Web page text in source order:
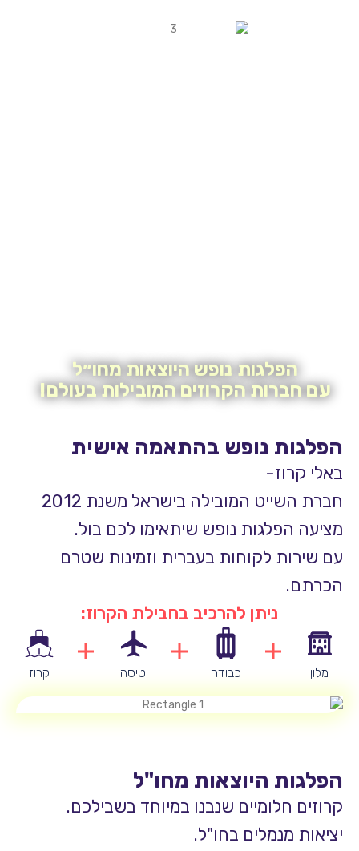
נופש היוצאות מחו״ל
הקרוזים המובילות בעולם!
נופש בהתאמה אישית
המובילה בישראל משנת 2012
נופש שיתאימו לכם בול.
לקוחות בעברית וזמינות שטרם
ניתן להרכיב בחבילת הקרוז:
כבודה טיסה קרוז
היוצאות מחו"ל
שנבנו במיוחד בשבילכם.
בחו"ל.